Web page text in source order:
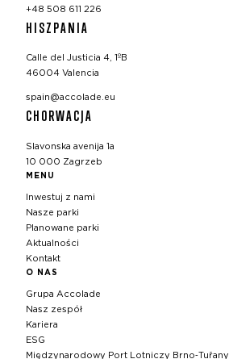
+48 508 611 226
HISZPANIA
Calle del Justicia 4, 1ºB
46004 Valencia
spain@accolade.eu
CHORWACJA
Slavonska avenija 1a
10 000 Zagrzeb
MENU
Inwestuj z nami
Nasze parki
Planowane parki
Aktualności
Kontakt
O NAS
Grupa Accolade
Nasz zespół
Kariera
ESG
Międzynarodowy Port Lotniczy Brno‑Tuřany